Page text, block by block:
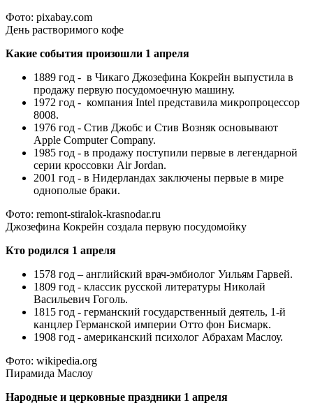
Фото: pixabay.com
День растворимого кофе
Какие события произошли 1 апреля
1889 год - в Чикаго Джозефина Кокрейн выпустила в
продажу первую посудомоечную машину.
1972 год - компания Intel представила микропроцессор
8008.
1976 год - Стив Джобс и Стив Возняк основывают
Apple Computer Company.
1985 год - в продажу поступили первые в легендарной
серии кроссовки Air Jordan.
2001 год - в Нидерландах заключены первые в мире
однополые браки.
Фото: remont-stiralok-krasnodar.ru
Джозефина Кокрейн создала первую посудомойку
Кто родился 1 апреля
1578 год – английский врач-эмбиолог Уильям Гарвей.
1809 год - классик русской литературы Николай
Васильевич Гоголь.
1815 год - германский государственный деятель, 1-й
канцлер Германской империи Отто фон Бисмарк.
1908 год - американский психолог Абрахам Маслоу.
Фото: wikipedia.org
Пирамида Маслоу
Народные и церковные праздники 1 апреля